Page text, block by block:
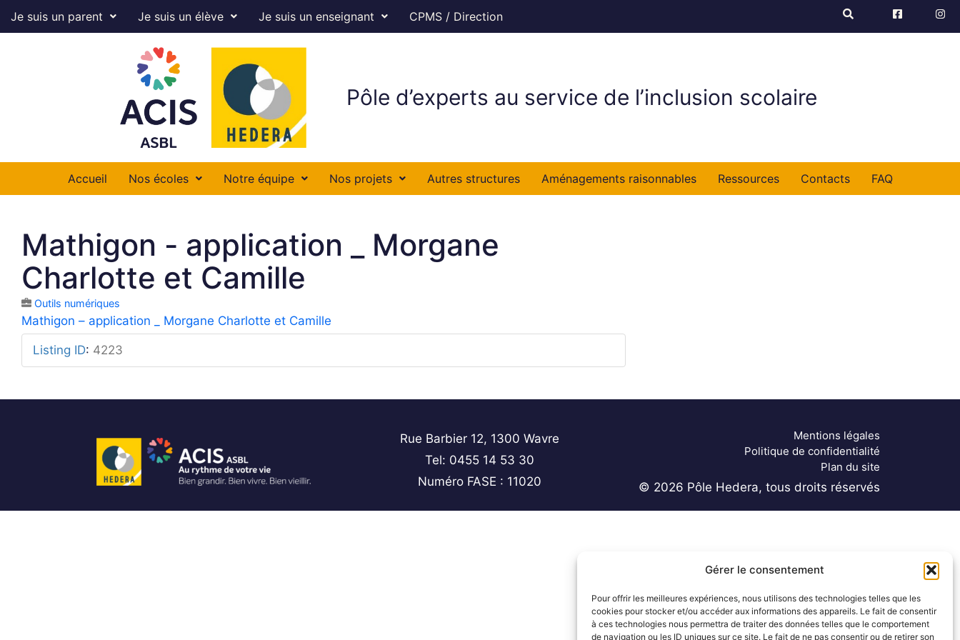
Gérer le consentement
Pour offrir les meilleures expériences, nous utilisons des technologies telles que les
cookies pour stocker et/ou accéder aux informations des appareils. Le fait de consentir
à ces technologies nous permettra de traiter des données telles que le comportement
de navigation ou les ID uniques sur ce site. Le fait de ne pas consentir ou de retirer son
Je suis un parent Je suis un élève Je suis un enseignant CPMS / Direction
Pôle d’experts au service de l’inclusion scolaire
Accueil Nos écoles Notre équipe Nos projets Autres structures Aménagements raisonnables Ressources Contacts FAQ
Mathigon - application _ Morgane
Charlotte et Camille
Outils numériques
Mathigon – application _ Morgane Charlotte et Camille
Listing ID: 4223
Rue Barbier 12, 1300 Wavre
Tel: 0455 14 53 30
Numéro FASE : 11020
Mentions légales
Politique de confidentialité
Plan du site
© 2026 Pôle Hedera, tous droits réservés